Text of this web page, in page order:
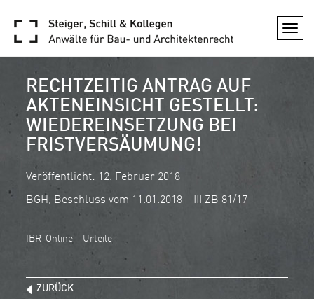
RECHTZEITIG ANTRAG AUF
AKTENEINSICHT GESTELLT:
WIEDEREINSETZUNG BEI
FRISTVERSÄUMUNG!
Veröffentlicht: 12. Februar 2018
BGH, Beschluss vom 11.01.2018 – III ZB 81/17
IBR-Online - Urteile
ZURÜCK